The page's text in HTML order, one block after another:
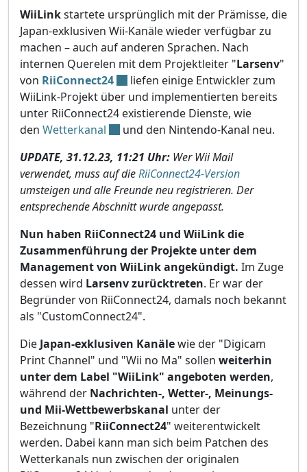
WiiLinkstartete ursprünglich mit der Prämisse, die
Japan-exklusiven Wii-Kanäle wieder verfügbar zu
machen – auch auf anderen Sprachen. Nach
internen Querelen mit dem Projektleiter "Larsenv"
von RiiConnect24
liefen einige Entwickler zum
WiiLink-Projekt über und implementierten bereits
unter RiiConnect24 existierende Dienste, wie
den Wetterkanal
und den Nintendo-Kanal neu.
UPDATE, 31.12.23, 11:21 Uhr: Wer Wii Mail
verwendet, muss auf dieRiiConnect24-Version
umsteigen und alle Freunde neu registrieren. Der
entsprechende Abschnitt wurde angepasst.
Nun haben RiiConnect24 und WiiLink die
Zusammenführung der Projekte unter dem
Management von WiiLink angekündigt. Im Zuge
dessen wird Larsenv zurücktreten. Er war der
Begründer von RiiConnect24, damals noch bekannt
als "CustomConnect24".
Die Japan-exklusiven Kanälewie der "Digicam
Print Channel" und "Wii no Ma" sollen weiterhin
unter dem Label "WiiLink" angeboten werden,
während der Nachrichten-, Wetter-, Meinungs-
und Mii-Wettbewerbskanal unter der
Bezeichnung "RiiConnect24" weiterentwickelt
werden. Dabei kann man sich beim Patchen des
Wetterkanals nun zwischen der originalen